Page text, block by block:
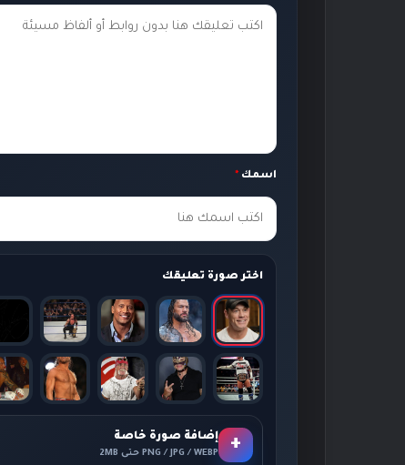
ت
ك
اسمك *
اختر صورة تعليقك
+ إضافة صورة خاصة
PNG / JPG / WEBP حتى 2MB